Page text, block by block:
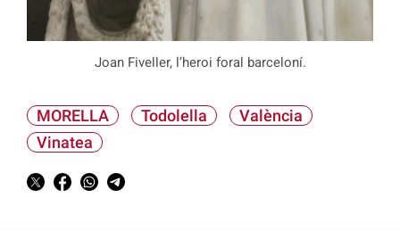
Joan Fiveller, l’heroi foral barceloní.
MORELLA Todolella
València
Vinatea